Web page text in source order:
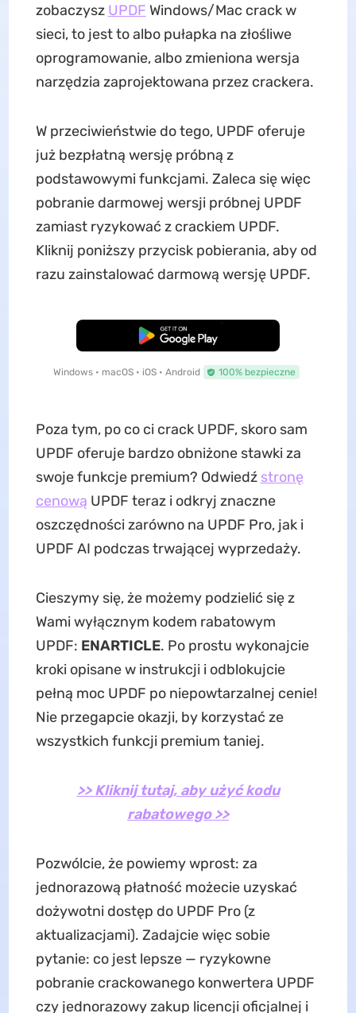
zobaczysz UPDF Windows/Mac crack w
sieci, to jest to albo pułapka na złośliwe
oprogramowanie, albo zmieniona wersja
narzędzia zaprojektowana przez crackera.
W przeciwieństwie do tego, UPDF oferuje
już bezpłatną wersję próbną z
podstawowymi funkcjami. Zaleca się więc
pobranie darmowej wersji próbnej UPDF
zamiast ryzykować z crackiem UPDF.
Kliknij poniższy przycisk pobierania, aby od
razu zainstalować darmową wersję UPDF.
Pobierz za darmo
Windows • macOS • iOS • Android 100% bezpieczne
Poza tym, po co ci crack UPDF, skoro sam
UPDF oferuje bardzo obniżone stawki za
swoje funkcje premium? Odwiedź stronę
cenową UPDF teraz i odkryj znaczne
oszczędności zarówno na UPDF Pro, jak i
UPDF AI podczas trwającej wyprzedaży.
Cieszymy się, że możemy podzielić się z
Wami wyłącznym kodem rabatowym
UPDF: ENARTICLE. Po prostu wykonajcie
kroki opisane w instrukcji i odblokujcie
pełną moc UPDF po niepowtarzalnej cenie!
Nie przegapcie okazji, by korzystać ze
wszystkich funkcji premium taniej.
>> Kliknij tutaj, aby użyć kodu
rabatowego >>
Pozwólcie, że powiemy wprost: za
jednorazową płatność możecie uzyskać
dożywotni dostęp do UPDF Pro (z
aktualizacjami). Zadajcie więc sobie
pytanie: co jest lepsze — ryzykowne
pobranie crackowanego konwertera UPDF
czy jednorazowy zakup licencji oficjalnej i